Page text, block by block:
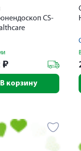
CS-
₽
В корзину